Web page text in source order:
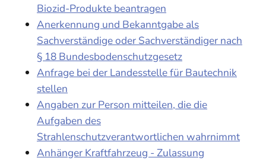
Biozid-Produkte beantragen
Anerkennung und Bekanntgabe als
Sachverständige oder Sachverständiger nach
§ 18 Bundesbodenschutzgesetz
Anfrage bei der Landesstelle für Bautechnik
stellen
Angaben zur Person mitteilen, die die
Aufgaben des
Strahlenschutzverantwortlichen wahrnimmt
Anhänger Kraftfahrzeug - Zulassung